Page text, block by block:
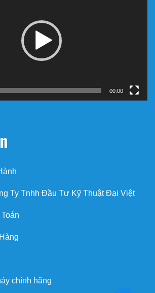
00:00
Ty Tnhh Đầu Tư Kỹ Thuật Đại Việt
chính hãng